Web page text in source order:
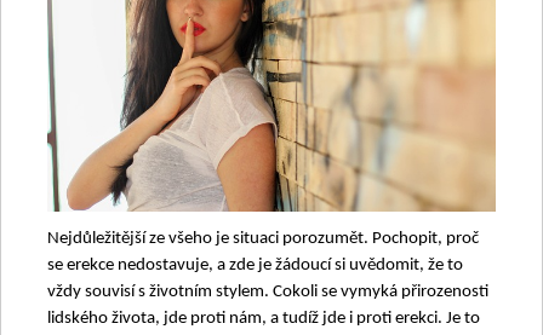
Nejdůležitější ze všeho je situaci porozumět. Pochopit, proč
se erekce nedostavuje, a zde je žádoucí si uvědomit, že to
vždy souvisí s životním stylem. Cokoli se vymyká přirozenosti
lidského života, jde proti nám, a tudíž jde i proti erekci. Je to